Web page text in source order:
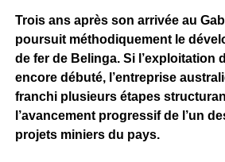
de tonnes de minerai à travers le
Pour le Gabon, cette visite va bien
découverte d’installations
mieux mesurer ce que représentera,
développement de Belinga,
d’exploration par Fortescue Belinga.
Trois ans après son arrivée au
poursuit méthodiquement le
de fer de Belinga. Si l’exploitation
encore débuté, l’entreprise
franchi plusieurs étapes
l’avancement progressif de l’un
projets miniers du pays.